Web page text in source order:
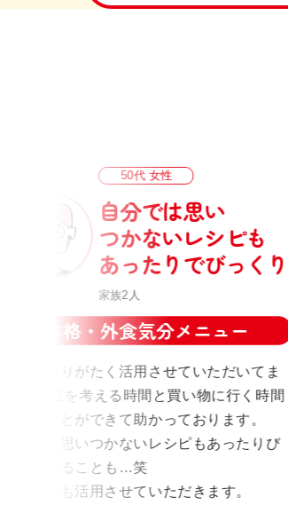
50代 女性
自分では思い
つかないレシピも
あったりでびっくり
家族2人
本格・外食気分メニュー
いつもありがたく活用させていただいてま
す。 献立を考える時間と買い物に行く時間
を省くことができて助かっております。
自分では思いつかないレシピもあったりび
っくりすることも…笑
これからも活用させていただきます。